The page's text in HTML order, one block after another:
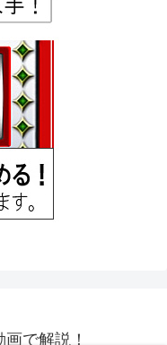
で解説！